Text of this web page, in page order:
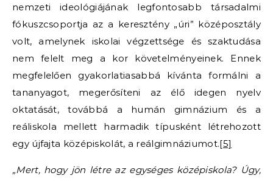
nemzeti ideológiájának legfontosabb társadalmi
fókuszcsoportja az a keresztény „úri” középosztály
volt, amelynek iskolai végzettsége és szaktudása
nem felelt meg a kor követelményeinek. Ennek
megfelelően gyakorlatiasabbá kívánta formálni a
tananyagot, megerősíteni az élő idegen nyelv
oktatását, továbbá a humán gimnázium és a
reáliskola mellett harmadik típusként létrehozott
egy újfajta középiskolát, a reálgimnáziumot.[5]
„Mert, hogy jön létre az egységes középiskola? Úgy,